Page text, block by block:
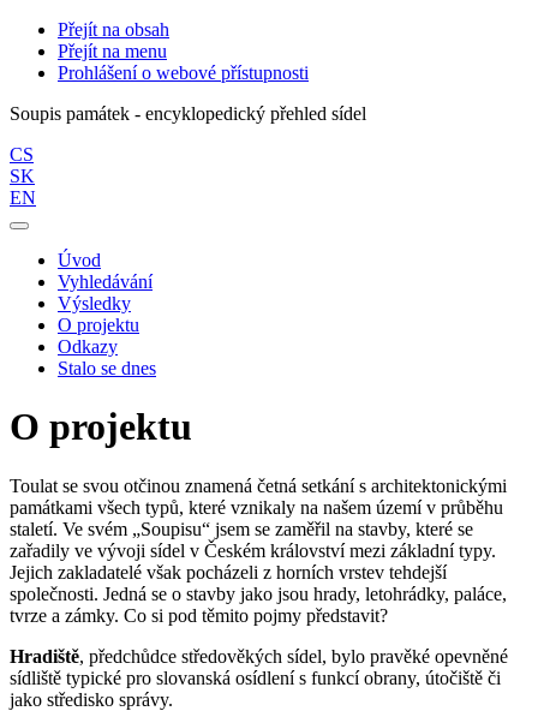
Přejít na obsah
Přejít na menu
Prohlášení o webové přístupnosti
Soupis památek - encyklopedický přehled sídel
CS
SK
EN
Úvod
Vyhledávání
Výsledky
O projektu
Odkazy
Stalo se dnes
O projektu
Toulat se svou otčinou znamená četná setkání s architektonickými
památkami všech typů, které vznikaly na našem území v průběhu
staletí. Ve svém „Soupisu“ jsem se zaměřil na stavby, které se
zařadily ve vývoji sídel v Českém království mezi základní typy.
Jejich zakladatelé však pocházeli z horních vrstev tehdejší
společnosti. Jedná se o stavby jako jsou hrady, letohrádky, paláce,
tvrze a zámky. Co si pod těmito pojmy představit?
Hradiště, předchůdce středověkých sídel, bylo pravěké opevněné
sídliště typické pro slovanská osídlení s funkcí obrany, útočiště či
jako středisko správy.